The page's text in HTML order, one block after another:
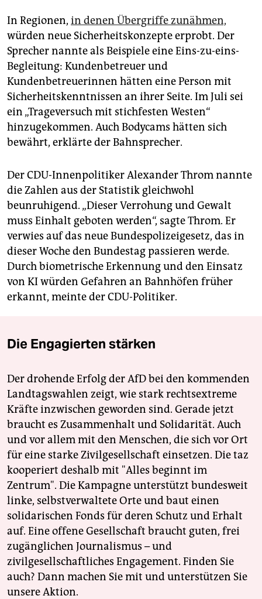
In Regionen, in denen Übergriffe zunähmen,
würden neue Sicherheitskonzepte erprobt. Der
Sprecher nannte als Beispiele eine Eins-zu-eins-
Begleitung: Kundenbetreuer und
Kundenbetreuerinnen hätten eine Person mit
Sicherheitskenntnissen an ihrer Seite. Im Juli sei
ein „Trageversuch mit stichfesten Westen“
hinzugekommen. Auch Bodycams hätten sich
bewährt, erklärte der Bahnsprecher.
Der CDU-Innenpolitiker Alexander Throm nannte
die Zahlen aus der Statistik gleichwohl
beunruhigend. „Dieser Verrohung und Gewalt
muss Einhalt geboten werden“, sagte Throm. Er
verwies auf das neue Bundespolizeigesetz, das in
dieser Woche den Bundestag passieren werde.
Durch biometrische Erkennung und den Einsatz
von KI würden Gefahren an Bahnhöfen früher
erkannt, meinte der CDU-Politiker.
Die Engagierten stärken
Der drohende Erfolg der AfD bei den kommenden
Landtagswahlen zeigt, wie stark rechtsextreme
Kräfte inzwischen geworden sind. Gerade jetzt
braucht es Zusammenhalt und Solidarität. Auch
und vor allem mit den Menschen, die sich vor Ort
für eine starke Zivilgesellschaft einsetzen. Die taz
kooperiert deshalb mit "Alles beginnt im
Zentrum". Die Kampagne unterstützt bundesweit
linke, selbstverwaltete Orte und baut einen
solidarischen Fonds für deren Schutz und Erhalt
auf. Eine offene Gesellschaft braucht guten, frei
zugänglichen Journalismus – und
zivilgesellschaftliches Engagement. Finden Sie
auch? Dann machen Sie mit und unterstützen Sie
unsere Aktion.